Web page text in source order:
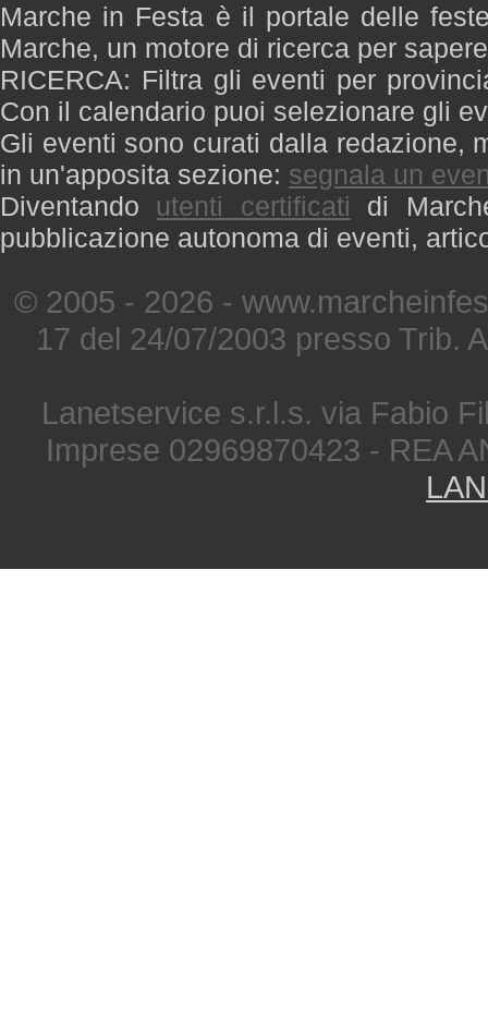
Marche in Festa è il portale delle
Marche, un motore di ricerca per
RICERCA: Filtra gli eventi per
Con il calendario puoi selezionare gli
Gli eventi sono curati dalla redazione,
in un'apposita sezione: segnala un
Diventando utenti certificati di
pubblicazione autonoma di eventi,
© 2005 - 2026 -
17 del 24/07/2003 presso Trib.
Lanetservice s.r.l.s. via Fabio
Imprese 02969870423 - REA